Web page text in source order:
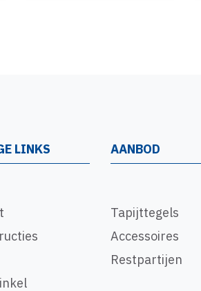
LINKS AANBOD
Tapijttegels
Accessoires
Restpartijen